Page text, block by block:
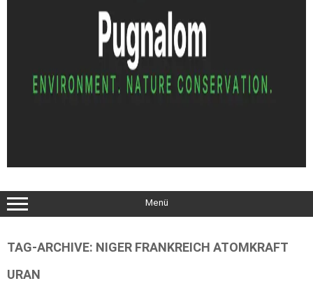
Menü
TAG-ARCHIVE: NIGER FRANKREICH ATOMKRAFT
URAN